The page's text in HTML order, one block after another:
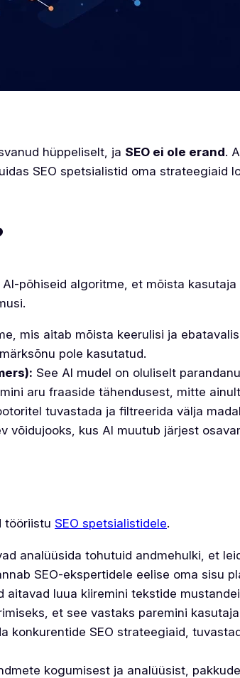
hüppeliselt, ja SEO ei ole erand.
SEO spetsialistid oma strateegiaid
põhiseid algoritme, et mõista
mis aitab mõista keerulisi ja
pole kasutatud.
See AI mudel on oluliselt
aru fraaside tähendusest, mitte
tuvastada ja filtreerida välja
võidujooks, kus AI muutub järjest
tööriistu SEO spetsialistidele.
analüüsida tohutuid andmehulki, et
SEO-ekspertidele eelise oma sisu
aitavad luua kiiremini tekstide
et see vastaks paremini
konkurentide SEO strateegiaid,
kogumisest ja analüüsist,